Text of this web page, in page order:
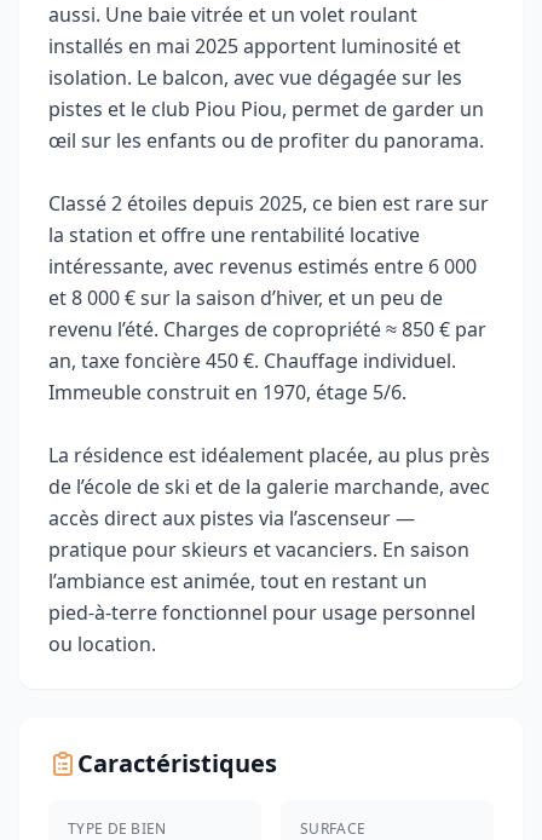
aussi. Une baie vitrée et un volet roulant
installés en mai 2025 apportent luminosité et
isolation. Le balcon, avec vue dégagée sur les
pistes et le club Piou Piou, permet de garder un
œil sur les enfants ou de profiter du panorama.
Classé 2 étoiles depuis 2025, ce bien est rare sur
la station et offre une rentabilité locative
intéressante, avec revenus estimés entre 6 000
et 8 000 € sur la saison d’hiver, et un peu de
revenu l’été. Charges de copropriété ≈ 850 € par
an, taxe foncière 450 €. Chauffage individuel.
Immeuble construit en 1970, étage 5/6.
La résidence est idéalement placée, au plus près
de l’école de ski et de la galerie marchande, avec
accès direct aux pistes via l’ascenseur —
pratique pour skieurs et vacanciers. En saison
l’ambiance est animée, tout en restant un
pied‑à‑terre fonctionnel pour usage personnel
ou location.
Caractéristiques
TYPE DE BIEN SURFACE